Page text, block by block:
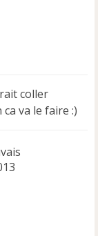
coller
va le faire :)